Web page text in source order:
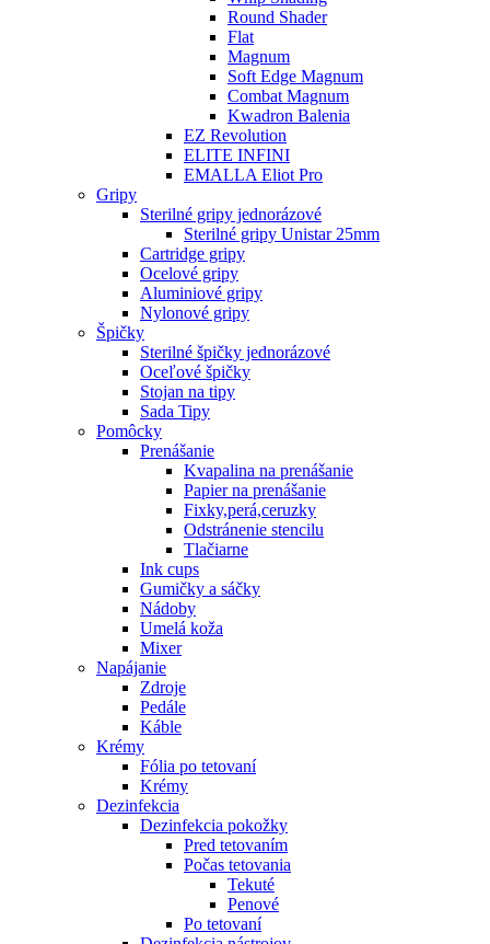
Round Shader
Flat
Magnum
Soft Edge Magnum
Combat Magnum
Kwadron Balenia
EZ Revolution
ELITE INFINI
EMALLA Eliot Pro
Gripy
Sterilné gripy jednorázové
Sterilné gripy Unistar 25mm
Cartridge gripy
Ocelové gripy
Aluminiové gripy
Nylonové gripy
Špičky
Sterilné špičky jednorázové
Oceľové špičky
Stojan na tipy
Sada Tipy
Pomôcky
Prenášanie
Kvapalina na prenášanie
Papier na prenášanie
Fixky,perá,ceruzky
Odstránenie stencilu
Tlačiarne
Ink cups
Gumičky a sáčky
Nádoby
Umelá koža
Mixer
Napájanie
Zdroje
Pedále
Káble
Krémy
Fólia po tetovaní
Krémy
Dezinfekcia
Dezinfekcia pokožky
Pred tetovaním
Počas tetovania
Tekuté
Penové
Po tetovaní